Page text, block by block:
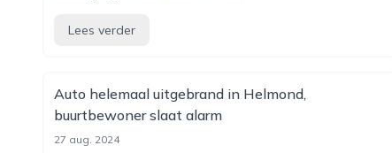
Lees verder
Auto helemaal uitgebrand in Helmond,
buurtbewoner slaat alarm
27 aug. 2024